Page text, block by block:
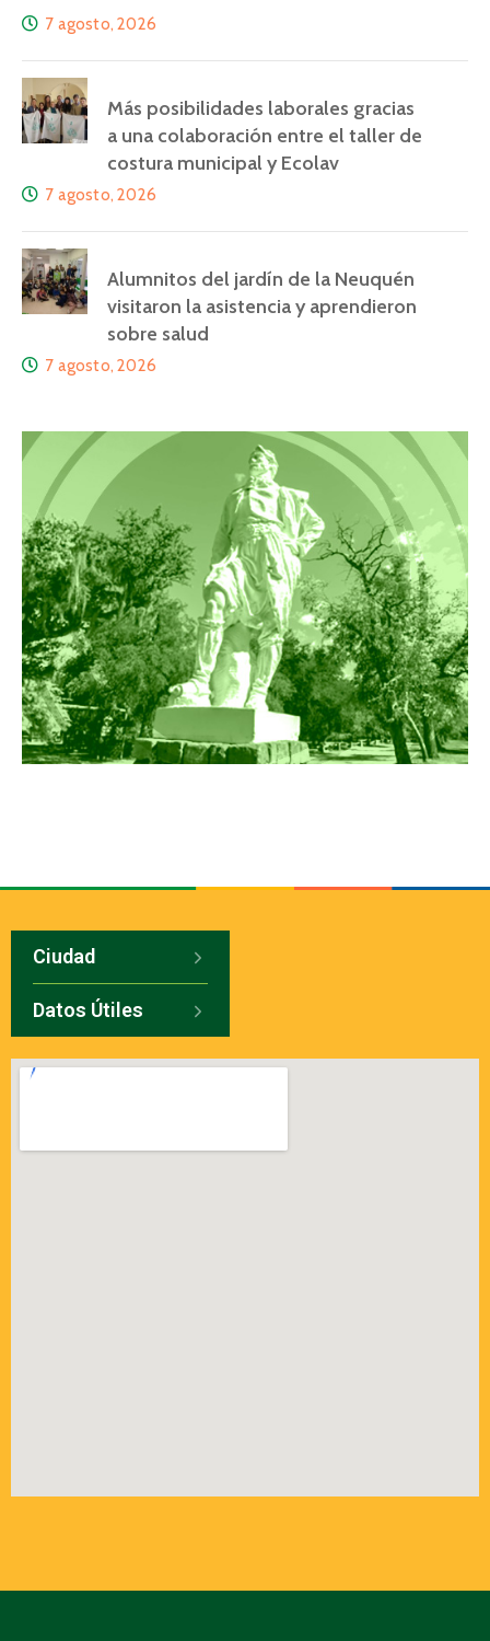
7 agosto, 2026
Más posibilidades laborales gracias
a una colaboración entre el taller de
costura municipal y Ecolav
7 agosto, 2026
Alumnitos del jardín de la Neuquén
visitaron la asistencia y aprendieron
sobre salud
7 agosto, 2026
Ciudad
Datos Útiles